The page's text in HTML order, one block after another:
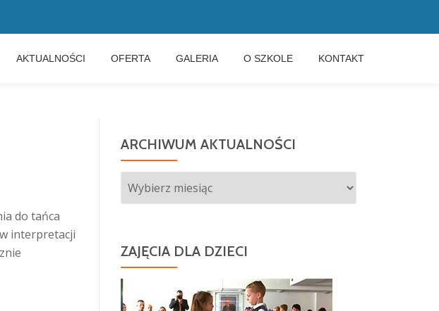
AKTUALNOŚCI OFERTA GALERIA O SZKOLE KONTAKT
do tańca
interpretacji
ARCHIWUM AKTUALNOŚCI
Archiwum
aktualności
ZAJĘCIA DLA DZIECI